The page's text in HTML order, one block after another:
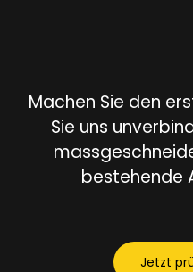
Machen Sie den
Sie uns
bestehende
Jetzt